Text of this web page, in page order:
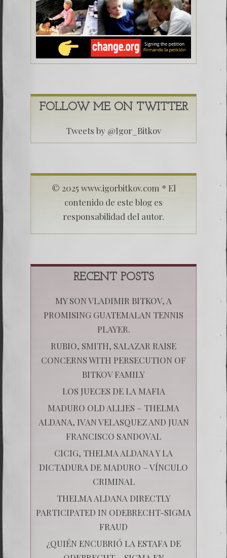
FOLLOW ME ON TWITTER
Tweets by @Igor_Bitkov
© 2025 www.igorbitkov.com * El
contenido de este blog es
responsabilidad del autor.
RECENT POSTS
MY SON VLADIMIR BITKOV, A
PROMISING GUATEMALAN TENNIS
PLAYER.
RUBIO, SMITH, SALAZAR RAISE
CONCERNS WITH PERSECUTION OF
BITKOV FAMILY
LOS JUECES DE LA MAFIA
MADURO OLD ALLIES – THELMA
ALDANA, IVAN VELASQUEZ AND JUAN
FRANCISCO SANDOVAL
CICIG, THELMA ALDANA Y LA
DICTADURA DE MADURO – VÍNCULO
CRIMINAL
THELMA ALDANA DIRECTLY
PARTICIPATED IN ODEBRECHT-SIGMA
FRAUD
¿QUIÉN ENCUBRIÓ LA ESTAFA DE